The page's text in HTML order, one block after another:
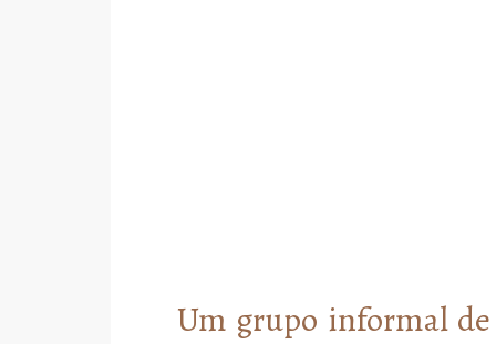
Um grupo informal